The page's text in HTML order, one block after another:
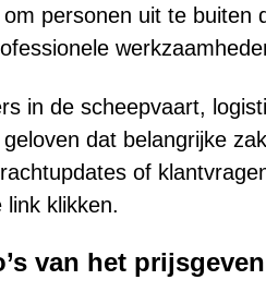
personen uit te buiten
in de scheepvaart,
dat belangrijke
of
link klikken.
van het